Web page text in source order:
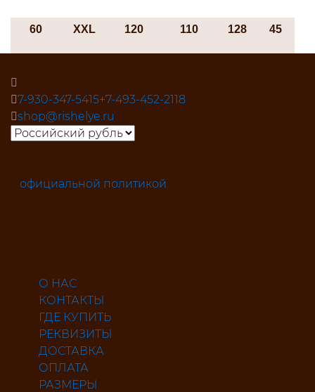
60 XXL 120 110 128 45
7-930-347-5415+7-493-452-2118
shop@rishelye.ru
официальной политикой
О НАС
КОНТАКТЫ
ГДЕ КУПИТЬ
РЕКВИЗИТЫ
ДОСТАВКА
ОПЛАТА
РАЗМЕРЫ